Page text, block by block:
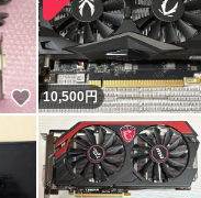
いいね！
10,500円